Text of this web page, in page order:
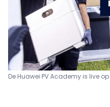
De Huawei PV Academy is live op